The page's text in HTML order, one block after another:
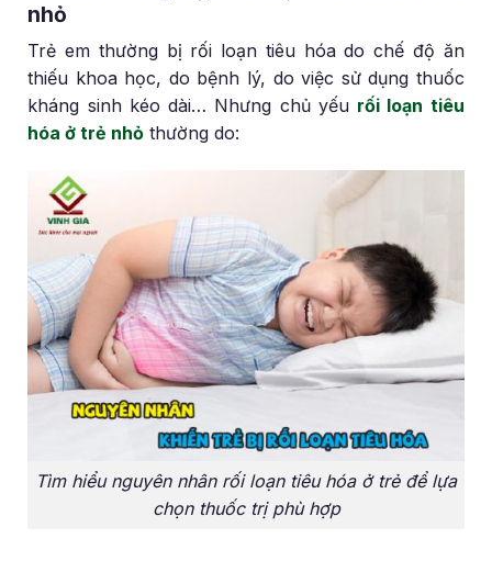
nhỏ
Trẻ em thường bị rối loạn tiêu hóa do chế độ ăn
thiếu khoa học, do bệnh lý, do việc sử dụng thuốc
kháng sinh kéo dài… Nhưng chủ yếu rối loạn tiêu
hóa ở trẻ nhỏ thường do:
Tìm hiểu nguyên nhân rối loạn tiêu hóa ở trẻ để lựa
chọn thuốc trị phù hợp